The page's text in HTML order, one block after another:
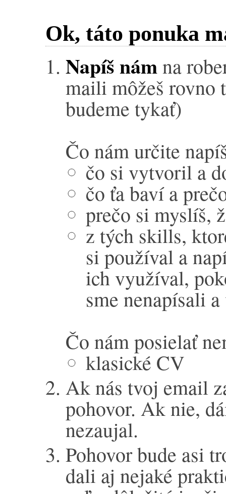
Ok, táto ponuka
Napíš námna
maili môžeš rovno
budeme tykať)
Čo nám určite
čo si vytvoril a
čo ťa baví a
prečo si myslíš,
z tých skills,
si používal a
ich využíval,
sme nenapísali
Čo nám posielať
klasické CV
Ak nás tvoj email
pohovor. Ak nie,
nezaujal.
Pohovor bude asi
dali aj nejaké